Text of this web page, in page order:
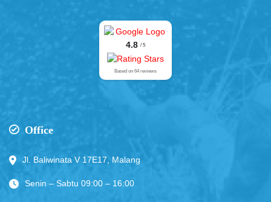
4.8 / 5
Based on 64 reviews
Office
Jl. Baliwinata V 17E17, Malang
Senin – Sabtu 09:00 – 16:00